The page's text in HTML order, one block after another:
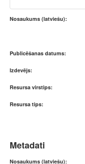
Nosaukums (latviešu):
Publicēšanas datums:
Izdevējs:
Resursa virstips:
Resursa tips:
Metadati
Nosaukums (latviešu):